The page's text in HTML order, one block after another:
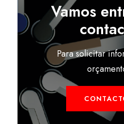
Vamos
Para solicitar